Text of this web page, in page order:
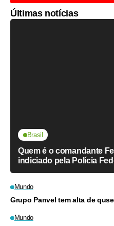
Últimas notícias
Brasil
Quem é o comandante
indiciado pela Polícia
Mundo
Grupo Panvel tem alta de
Mundo